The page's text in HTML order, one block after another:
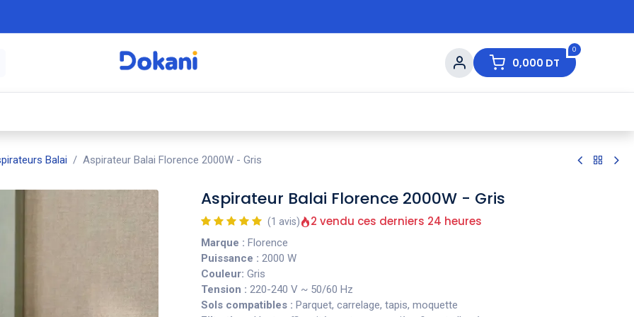
0
0,000 DT
Balai Aspirateur Balai Florence 2000W - Gris
Aspirateur Balai Florence 2000W - Gris
(1 avis) 2 vendu ces derniers 24 heures
Marque : Florence
Puissance : 2000 W
Couleur: Gris
Tension : 220-240 V ~ 50/60 Hz
Sols compatibles : Parquet, carrelage, tapis, moquette